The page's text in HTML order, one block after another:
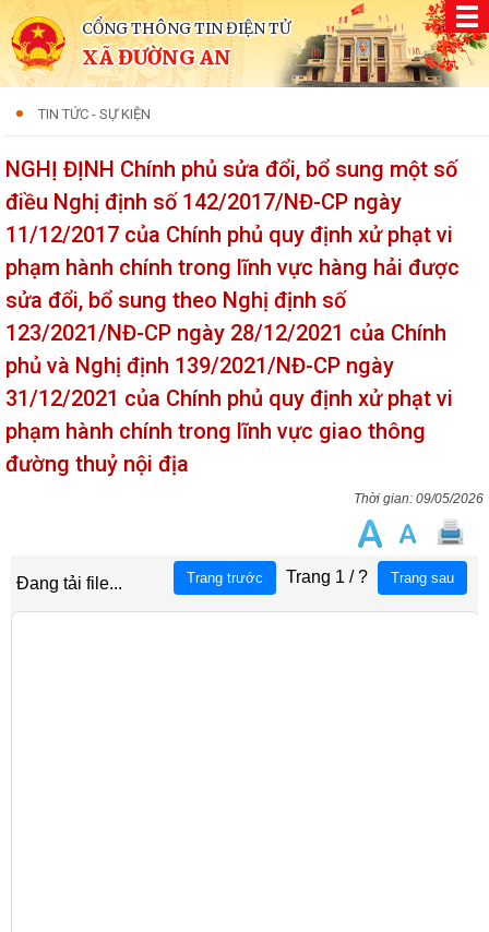
CỔNG THÔNG TIN ĐIỆN TỬ
XÃ ĐƯỜNG AN
TIN TỨC - SỰ KIỆN
NGHỊ ĐỊNH Chính phủ sửa đổi, bổ sung một số
điều Nghị định số 142/2017/NĐ-CP ngày
11/12/2017 của Chính phủ quy định xử phạt vi
phạm hành chính trong lĩnh vực hàng hải được
sửa đổi, bổ sung theo Nghị định số
123/2021/NĐ-CP ngày 28/12/2021 của Chính
phủ và Nghị định 139/2021/NĐ-CP ngày
31/12/2021 của Chính phủ quy định xử phạt vi
phạm hành chính trong lĩnh vực giao thông
đường thuỷ nội địa
09/05/2026